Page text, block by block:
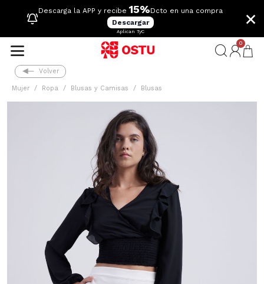
Descarga la APP y recibe 15%Dcto en una compra
Descargar
Aplican TyC
×
0
Volver
Mujer Ropa Blusas y Camisas Blusas